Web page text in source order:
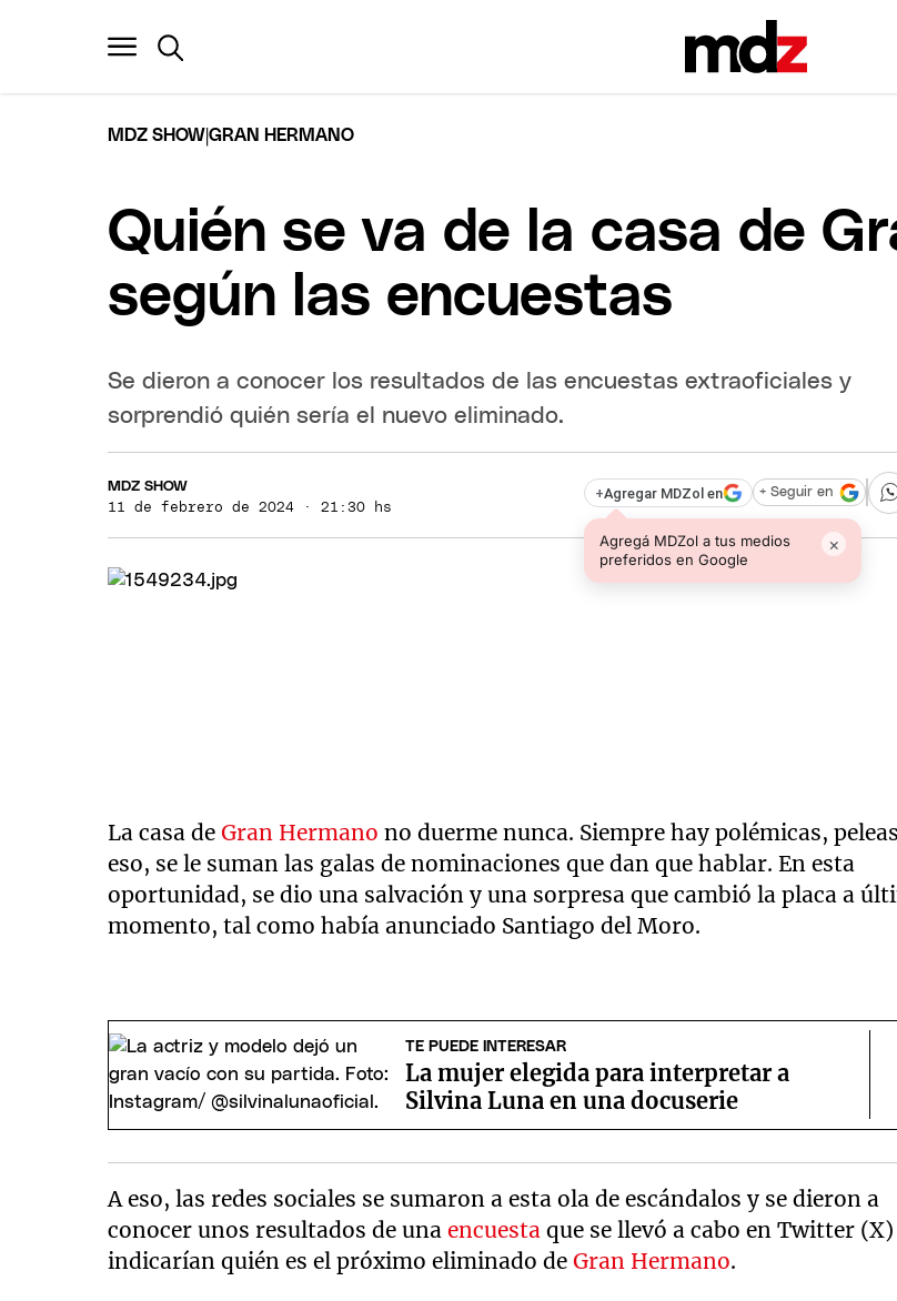
MDZ SHOW|GRAN HERMANO
Quién se va de la casa de
según las encuestas
Se dieron a conocer los resultados de las encuestas extraoficiales y
sorprendió quién sería el nuevo eliminado.
MDZ SHOW
11 de febrero de 2024 · 21:30 hs
+Agregar MDZol en
Agregá MDZol a tus medios
preferidos en Google
×
+ Seguir en
La casa deGran Hermano no duerme nunca. Siempre hay polémicas,
eso, se le suman las galas de nominaciones que dan que hablar. En esta
oportunidad, se dio una salvación y una sorpresa que cambió la placa a
momento, tal como había anunciado Santiago del Moro.
TE PUEDE INTERESAR
La mujer elegida para interpretar a
Silvina Luna en una docuserie
A eso, las redes sociales se sumaron a esta ola de escándalos y se dieron a
conocer unos resultados de unaencuesta que se llevó a cabo en Twitter
indicarían quién es el próximo eliminado deGran Hermano.